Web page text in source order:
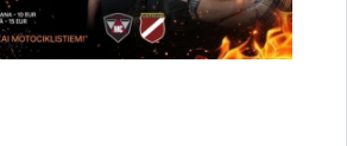
bija noderīga?